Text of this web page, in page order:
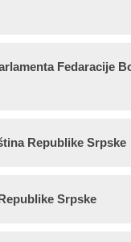
Fedaracije
Republike Srpske
Srpske